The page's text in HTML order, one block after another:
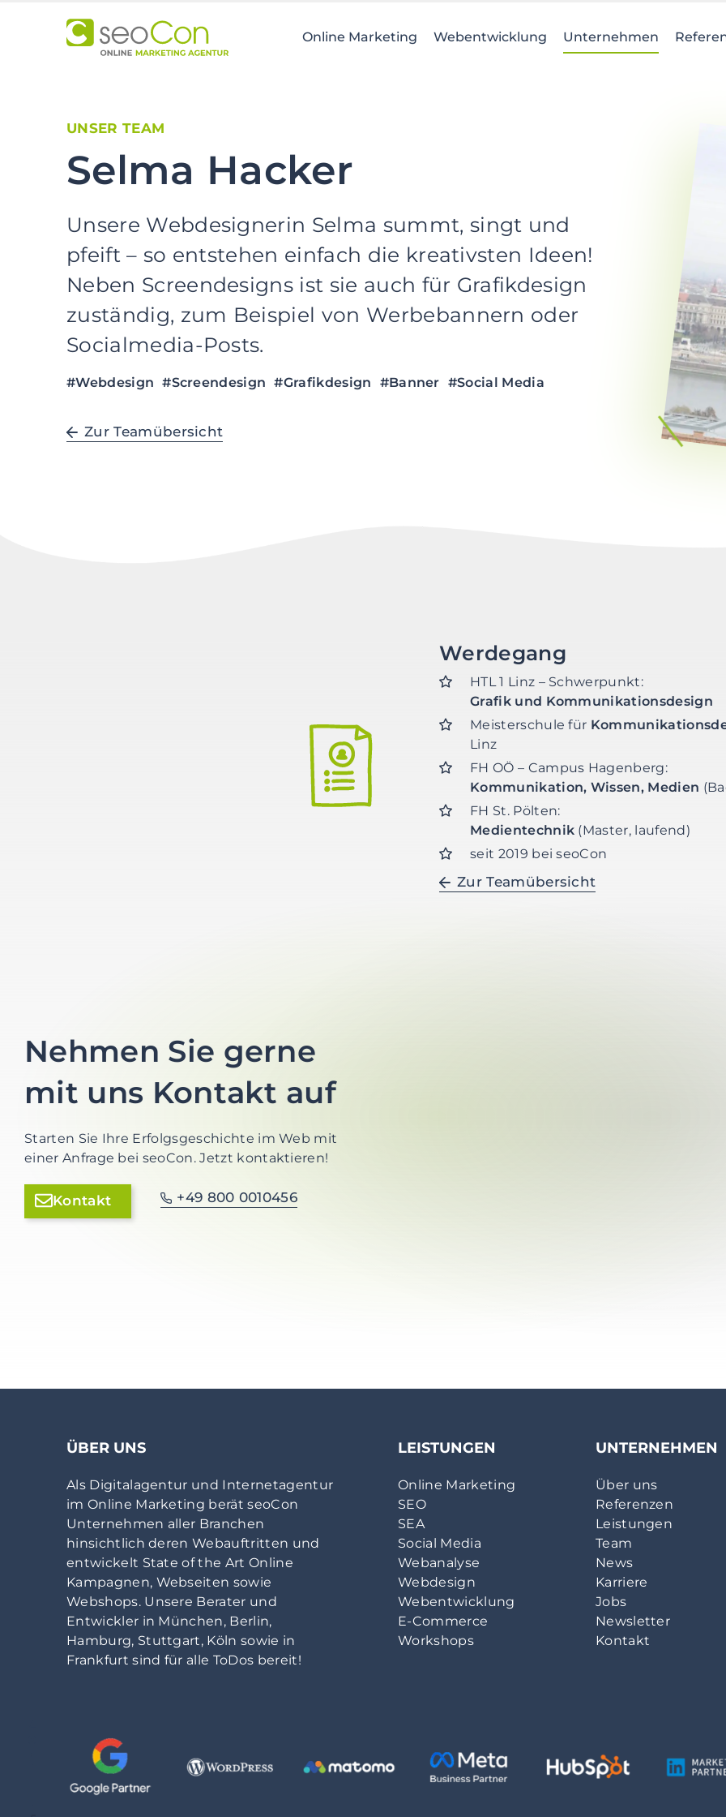
Hauptnavigation
springen
springen
Online Marketing Webentwicklung Unternehmen
UNSER TEAM
Selma Hacker
Unsere Webdesignerin Selma summt, singt und
pfeift – so entstehen einfach die kreativsten Ideen!
Neben Screendesigns ist sie auch für Grafikdesign
zuständig, zum Beispiel von Werbebannern oder
Socialmedia-Posts.
#Webdesign #Screendesign #Grafikdesign #Banner #Social Media
Zur Teamübersicht
Werdegang
HTL 1 Linz – Schwerpunkt:
Grafik und Kommunikationsdesign
Meisterschule für
Linz
FH OÖ – Campus Hagenberg:
Kommunikation, Wissen, Medien
FH St. Pölten:
Medientechnik (Master, laufend)
seit 2019 bei seoCon
Zur Teamübersicht
Nehmen Sie gerne
mit uns Kontakt auf
Starten Sie Ihre Erfolgsgeschichte im Web mit
einer Anfrage bei seoCon. Jetzt kontaktieren!
Kontakt +49 800 0010456
ÜBER UNS
Als Digitalagentur und Internetagentur
im Online Marketing berät seoCon
Unternehmen aller Branchen
hinsichtlich deren Webauftritten und
entwickelt State of the Art Online
Kampagnen, Webseiten sowie
Webshops. Unsere Berater und
Entwickler in München, Berlin,
Hamburg, Stuttgart, Köln sowie in
Frankfurt sind für alle ToDos bereit!
LEISTUNGEN
Online Marketing
SEO
SEA
Social Media
Webanalyse
Webdesign
Webentwicklung
E-Commerce
Workshops
UNTERNEHMEN
Über uns
Referenzen
Leistungen
Team
News
Karriere
Jobs
Newsletter
Kontakt